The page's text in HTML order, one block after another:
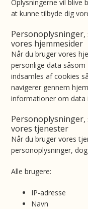
Oplysningerne vil
at kunne tilbyde dig
vores hjemmesider
Når du bruger vores
personlige data såsom
indsamles af cookies
navigerer gennem
informationer om data
vores tjenester
Når du bruger vores
personoplysninger,
Alle brugere:
IP-adresse
Navn